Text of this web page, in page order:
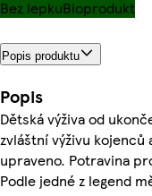
Bez lepkuBioprodukt
Popis produktu
Popis
Dětská výživa od
zvláštní výživu kojenců
upraveno. Potravina
Podle jedné z legend